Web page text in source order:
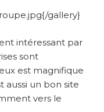
gallery}
intéressant par
sont
est magnifique
aussi un bon site
vers le